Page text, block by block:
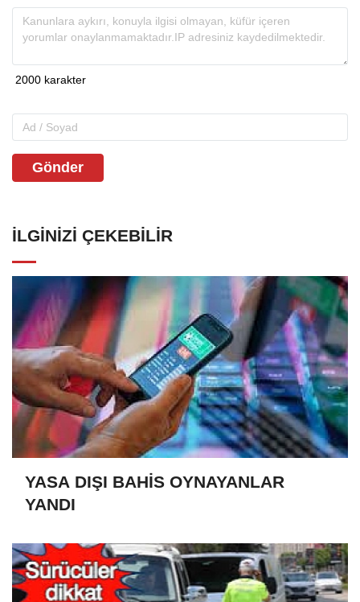
Gönder
İLGINIZI ÇEKEBILIR
YASA DIŞI BAHİS OYNAYANLAR
YANDI